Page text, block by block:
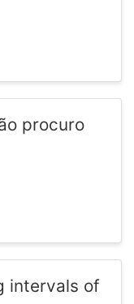
procuro
intervals of